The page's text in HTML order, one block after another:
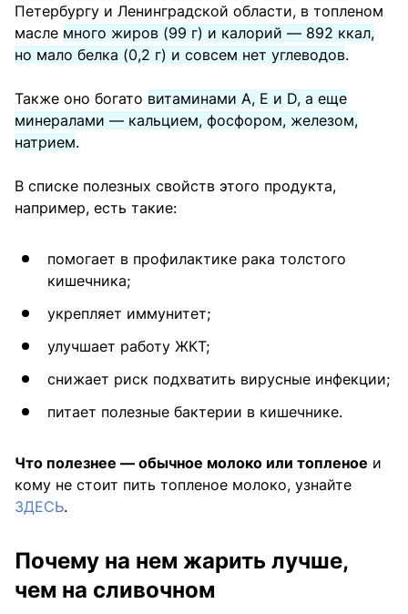
Петербургу и Ленинградской области, в топленом
масле много жиров (99 г) и калорий — 892 ккал,
но мало белка (0,2 г) и совсем нет углеводов.
Также оно богато витаминами А, Е и D, а еще
минералами — кальцием, фосфором, железом,
натрием.
В списке полезных свойств этого продукта,
например, есть такие:
помогает в профилактике рака толстого
кишечника;
укрепляет иммунитет;
улучшает работу ЖКТ;
снижает риск подхватить вирусные инфекции;
питает полезные бактерии в кишечнике.
Что полезнее — обычное молоко или топленое и
кому не стоит пить топленое молоко, узнайте
ЗДЕСЬ.
Почему на нем жарить лучше,
чем на сливочном